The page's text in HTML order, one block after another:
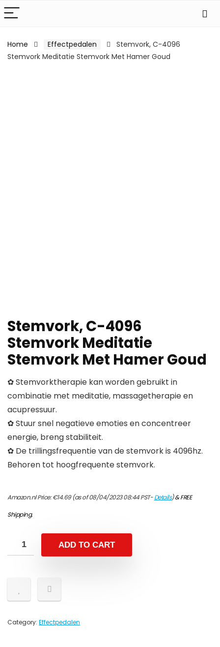
Home Effectpedalen
Stemvork, C-4096
Stemvork Meditatie Stemvork Met Hamer Goud
Stemvork, C-4096
Stemvork Meditatie
Stemvork Met Hamer Goud
✿ Stemvorktherapie kan worden gebruikt in
combinatie met meditatie, massagetherapie en
acupressuur.
✿ Stuur snel negatieve emoties en concentreer
energie, breng stabiliteit.
✿ De trillingsfrequentie van de stemvork is 4096hz.
Behoren tot hoogfrequente stemvork.
Amazon.nl Price:€14.69(as of 08/04/2023 08:44 PST-Details)&FREE
Shipping.
ADD TO CART
Category: Effectpedalen